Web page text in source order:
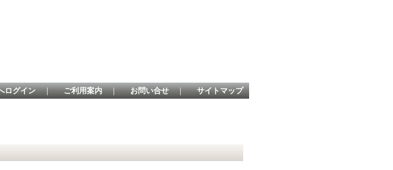
ログイン ｜ ご利用案内 ｜ お問い合せ ｜ サイトマップ